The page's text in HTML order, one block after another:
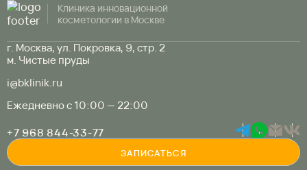
Клиника инновационной
косметологии в Москве
г. Москва, ул. Покровка, 9, стр. 2
м. Чистые пруды
i@bklinik.ru
Ежедневно с 10:00 — 22:00
+7 968 844-33-77
ЗАПИСАТЬСЯ